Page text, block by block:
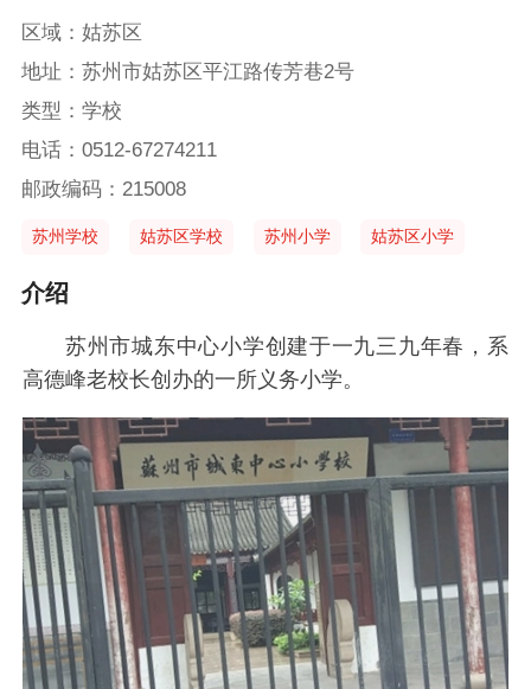
区域：姑苏区
地址：苏州市姑苏区平江路传芳巷2号
类型：学校
电话：0512-67274211
邮政编码：215008
苏州学校 姑苏区学校 苏州小学 姑苏区小学
介绍
苏州市城东中心小学创建于一九三九年春，系
高德峰老校长创办的一所义务小学。